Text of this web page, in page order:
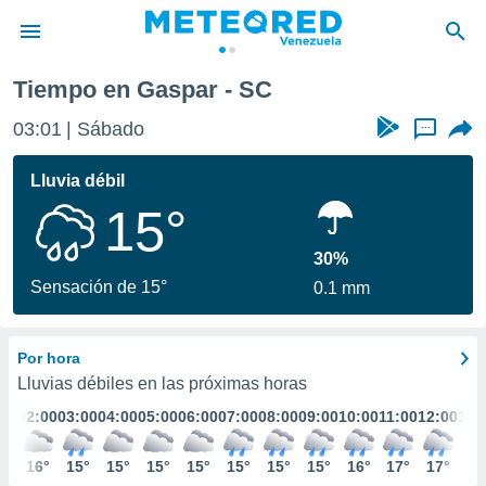
de
ha
para
que se
calidad.
a este
las
y
digital
basada
Tiempo en Gaspar - SC
03:01 Sábado ...
Lluvia débil
15°
Sensación de 15°
30%
0.1 mm
Por hora
Lluvias débiles en las próximas horas
02:00
16°
03:00
15°
04:00
15°
05:00
15°
06:00
15°
07:00
15°
08:00
15°
09:00
15°
10:00
16°
11:00
17°
12:00
17°